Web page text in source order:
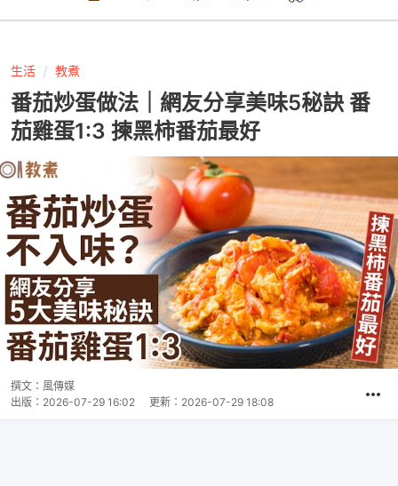
生活 教煮
番茄炒蛋做法｜網友分享美味5秘訣 番
茄雞蛋1:3 揀黑柿番茄最好
撰文： 風傳媒
出版： 2026-07-29 16:02 更新： 2026-07-29 18:08